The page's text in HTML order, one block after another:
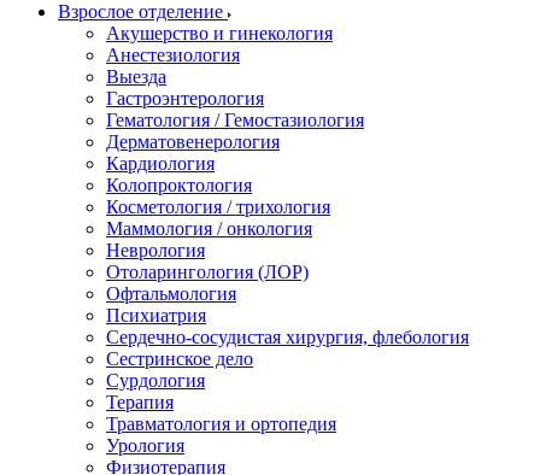
Взрослое отделение
Акушерство и гинекология
Анестезиология
Выезда
Гастроэнтерология
Гематология / Гемостазиология
Дерматовенерология
Кардиология
Колопроктология
Косметология / трихология
Маммология / онкология
Неврология
Отоларингология (ЛОР)
Офтальмология
Психиатрия
Сердечно-сосудистая хирургия, флебология
Сестринское дело
Сурдология
Терапия
Травматология и ортопедия
Урология
Физиотерапия